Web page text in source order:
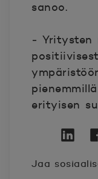
sanoo.
‒ Yritysten
erityisen
Jaa